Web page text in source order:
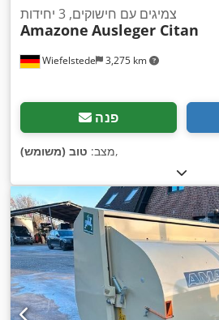
Wiefelstede 3,275 km
צמיגים עם חישוקים, 3 יחידות
Amazone Ausleger Citan
פנה
מצב: טוב (משומש) ,